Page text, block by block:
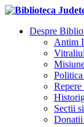
Despre
Antim
Sectii
Donatii